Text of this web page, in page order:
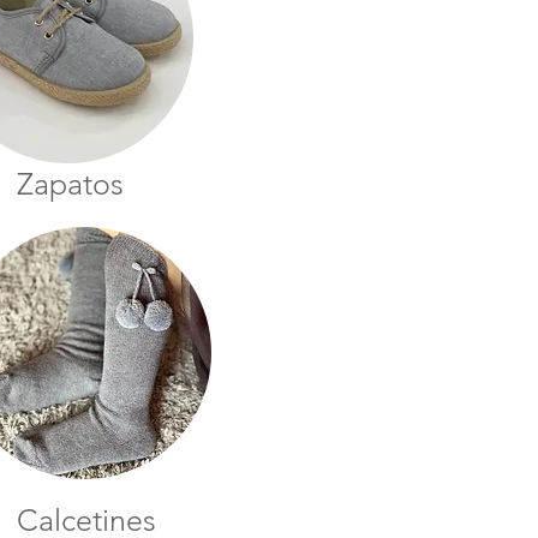
Zapatos
Calcetines